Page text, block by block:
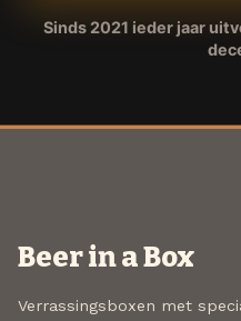
Sinds 2021 ieder jaar
Beer in a Box
Verrassingsboxen met